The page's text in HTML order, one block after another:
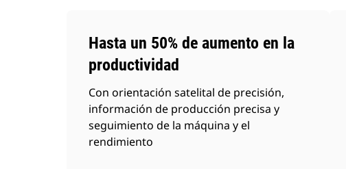
Hasta un 50% de aumento en la
productividad
Con orientación satelital de precisión,
información de producción precisa y
seguimiento de la máquina y el
rendimiento